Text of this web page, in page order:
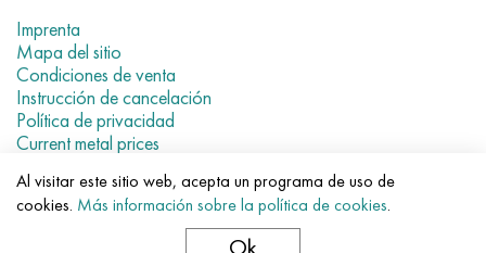
Imprenta
Mapa del sitio
Condiciones de venta
Instrucción de cancelación
Política de privacidad
Current metal prices
© 2007–2026 «Evek GmbH»
El uso de los materiales de la web sin enlaces directos para el
Al visitar este sitio web, acepta un programa de uso de
cookies. Más información sobre la política de cookies.